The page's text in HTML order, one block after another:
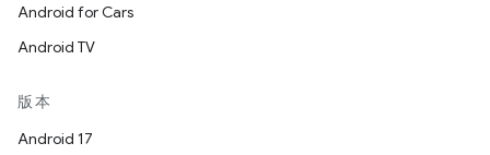
Android for Cars
Android TV
版本
Android 17